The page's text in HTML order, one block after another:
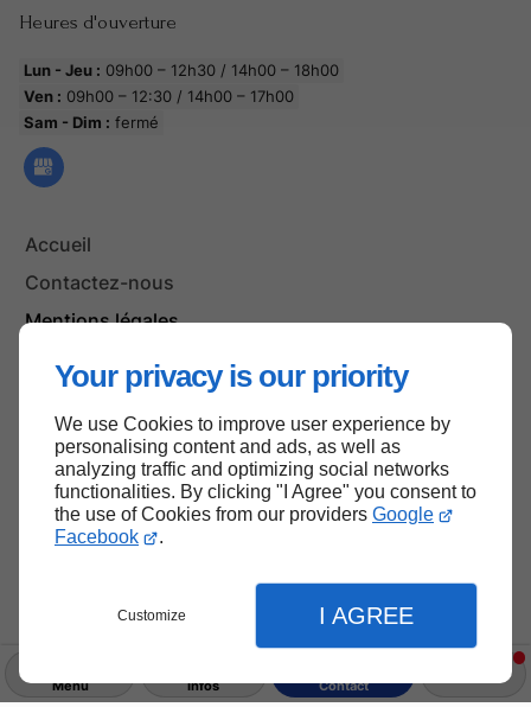
Your privacy is our priority
We use Cookies to improve user experience by
personalising content and ads, as well as
analyzing traffic and optimizing social networks
functionalities. By clicking "I Agree" you consent to
the use of Cookies from our providers Google
Facebook
.
Customize I AGREE
Menu Infos Contact
Heures d'ouverture
Lun - Jeu : 09h00 – 12h30 / 14h00 – 18h00
Ven : 09h00 – 12:30 / 14h00 – 17h00
Sam - Dim : fermé
Accueil
Contactez-nous
Mentions légales
Haut de page